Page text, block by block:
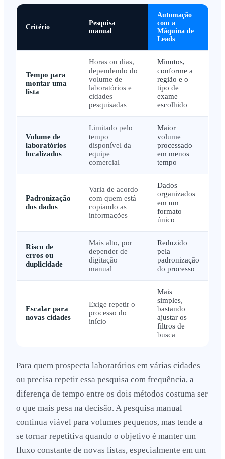
Critério
Pesquisa
manual
Automação
com a
Máquina de
Leads
Tempo para
montar uma
lista
Horas ou dias,
dependendo do
volume de
laboratórios e
cidades
pesquisadas
Minutos,
conforme a
região e o
tipo de
exame
escolhido
Volume de
laboratórios
localizados
Limitado pelo
tempo
disponível da
equipe
comercial
Maior
volume
processado
em menos
tempo
Padronização
dos dados
Varia de acordo
com quem está
copiando as
informações
Dados
organizados
em um
formato
único
Risco de
erros ou
duplicidade
Mais alto, por
depender de
digitação
manual
Reduzido
pela
padronização
do processo
Escalar para
novas cidades
Exige repetir o
processo do
início
Mais
simples,
bastando
ajustar os
filtros de
busca
Para quem prospecta laboratórios em várias cidades
ou precisa repetir essa pesquisa com frequência, a
diferença de tempo entre os dois métodos costuma ser
o que mais pesa na decisão. A pesquisa manual
continua viável para volumes pequenos, mas tende a
se tornar repetitiva quando o objetivo é manter um
fluxo constante de novas listas, especialmente em um